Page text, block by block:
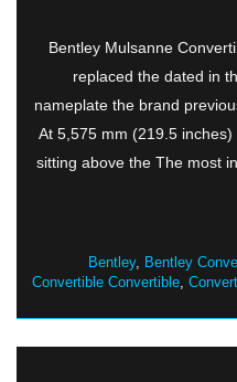
Bentley Mulsanne
replaced the dated
nameplate the brand
At 5,575 mm (219.5
sitting above the The
Bentley,Bentley
Convertible Convertible,